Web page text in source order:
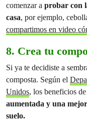
comenzar a probar con
casa, por ejemplo,
compartimos en video
8. Crea tu
Si ya te decidiste a
composta. Según el
Unidos, los beneficios
aumentada y una
suelo.